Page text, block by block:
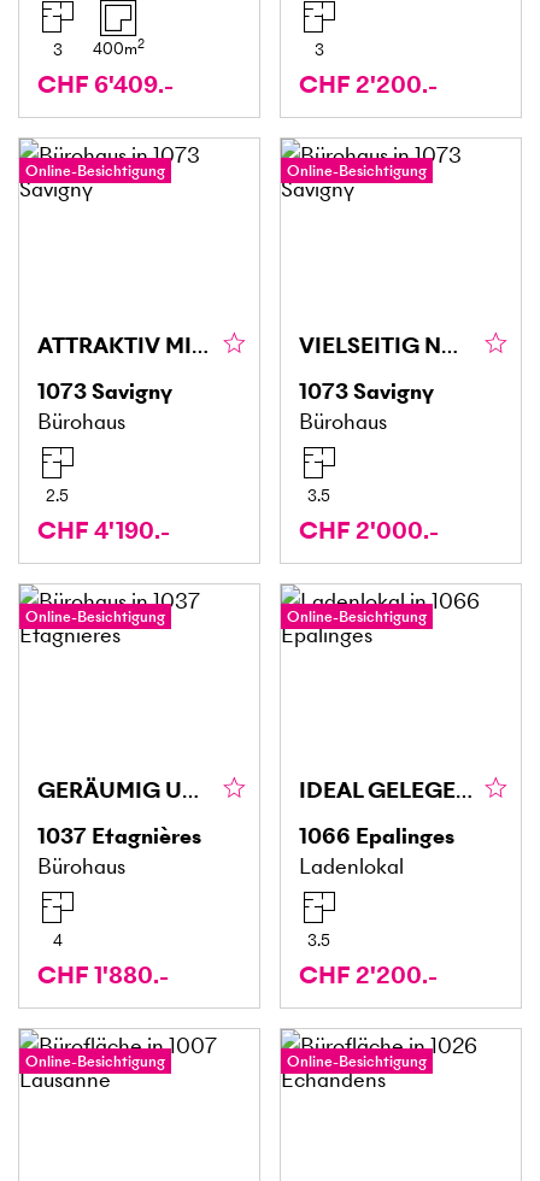
3 400m2
CHF 6'409.-
3
CHF 2'200.-
Online-Besichtigung
ATTRAKTIV MIT TERRASSE UND PARKPLATZ
1073Savigny
Bürohaus
2.5
CHF 4'190.-
Online-Besichtigung
VIELSEITIG NUTZBAR MIT PARKPLATZ
1073Savigny
Bürohaus
3.5
CHF 2'000.-
Online-Besichtigung
GERÄUMIG UND ZENTRAL
1037 Etagnières
Bürohaus
4
CHF 1'880.-
Online-Besichtigung
IDEAL GELEGEN, BETRIEBSBEREIT
1066 Epalinges
Ladenlokal
3.5
CHF 2'200.-
Online-Besichtigung Online-Besichtigung